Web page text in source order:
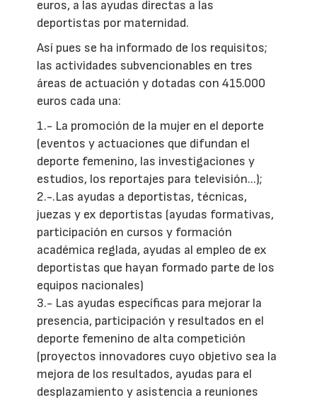
euros, a las ayudas directas a las
deportistas por maternidad.
Así pues se ha informado de los requisitos;
las actividades subvencionables en tres
áreas de actuación y dotadas con 415.000
euros cada una:
1.- La promoción de la mujer en el deporte
(eventos y actuaciones que difundan el
deporte femenino, las investigaciones y
estudios, los reportajes para televisión...);
2.-.Las ayudas a deportistas, técnicas,
juezas y ex deportistas (ayudas formativas,
participación en cursos y formación
académica reglada, ayudas al empleo de ex
deportistas que hayan formado parte de los
equipos nacionales)
3.- Las ayudas específicas para mejorar la
presencia, participación y resultados en el
deporte femenino de alta competición
(proyectos innovadores cuyo objetivo sea la
mejora de los resultados, ayudas para el
desplazamiento y asistencia a reuniones